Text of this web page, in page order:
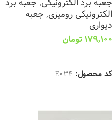
الکترونیکی رومیزی, جعبه
دیواری
179,100 تومان
کد محصول: E034